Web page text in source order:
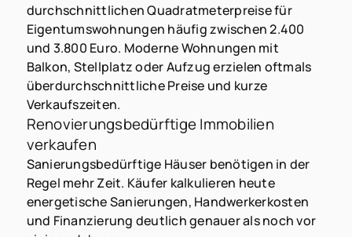
durchschnittlichen Quadratmeterpreise für
Eigentumswohnungen häufig zwischen 2.400
und 3.800 Euro. Moderne Wohnungen mit
Balkon, Stellplatz oder Aufzug erzielen oftmals
überdurchschnittliche Preise und kurze
Verkaufszeiten.
Renovierungsbedürftige Immobilien
verkaufen
Sanierungsbedürftige Häuser benötigen in der
Regel mehr Zeit. Käufer kalkulieren heute
energetische Sanierungen, Handwerkerkosten
und Finanzierung deutlich genauer als noch vor